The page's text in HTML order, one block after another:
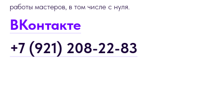
работы мастеров, в том числе с нуля.
ВКонтакте
+7 (921) 208-22-83